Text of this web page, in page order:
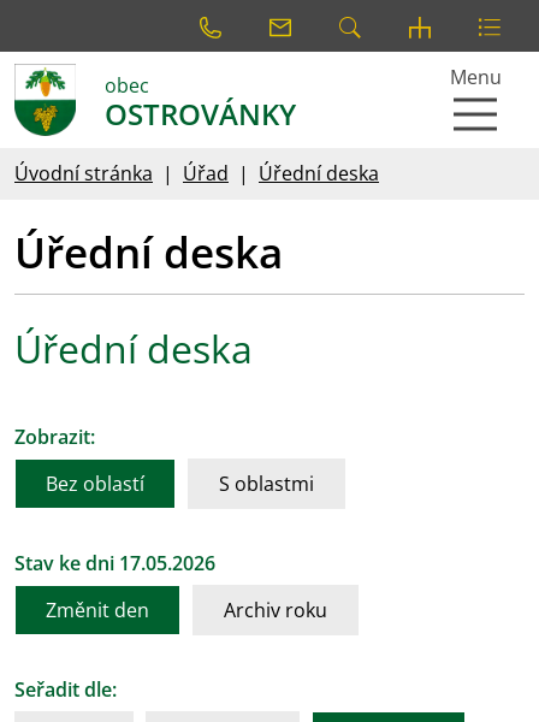
obec
OSTROVÁNKY
Menu
Úvodní stránka Úřad Úřední deska
Úřední deska
Úřední deska
Zobrazit:
Bez oblastí
S oblastmi
Stav ke dni 17.05.2026
Změnit den
Archiv roku
Seřadit dle: